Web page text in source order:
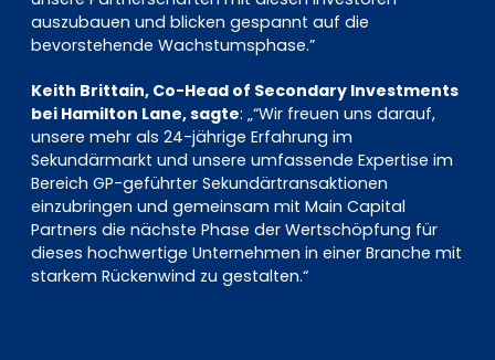
auszubauen und blicken gespannt auf die
bevorstehende Wachstumsphase.”
Keith Brittain, Co-Head of Secondary Investments
bei Hamilton Lane, sagte: „“Wir freuen uns darauf,
unsere mehr als 24-jährige Erfahrung im
Sekundärmarkt und unsere umfassende Expertise im
Bereich GP-geführter Sekundärtransaktionen
einzubringen und gemeinsam mit Main Capital
Partners die nächste Phase der Wertschöpfung für
dieses hochwertige Unternehmen in einer Branche mit
starkem Rückenwind zu gestalten.“